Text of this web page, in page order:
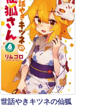
世話やきキツネの仙狐